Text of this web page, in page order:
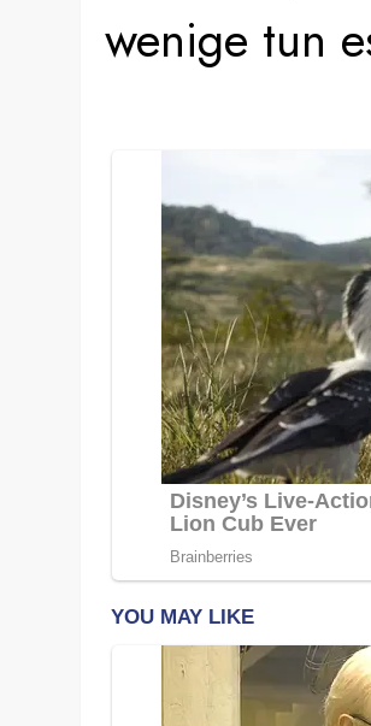
wenige tun